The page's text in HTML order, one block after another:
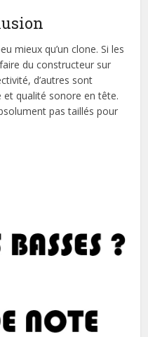
mieux qu’un clone. Si les
du constructeur sur
d’autres sont
qualité sonore en tête.
pas taillés pour